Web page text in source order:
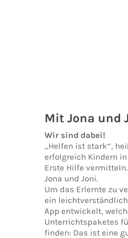
Mit Jona und
Wir sind dabei!
„Helfen ist stark“,
erfolgreich Kindern
Erste Hilfe
Jona und Joni.
Um das Erlernte zu
ein
App entwickelt,
Unterrichtspaketes
finden: Das ist eine